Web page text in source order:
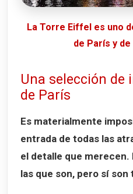
La Torre Eiffel es uno
de París y
Una selección de
de París
Es materialmente
entrada de todas las
el detalle que
las que son, pero sí son